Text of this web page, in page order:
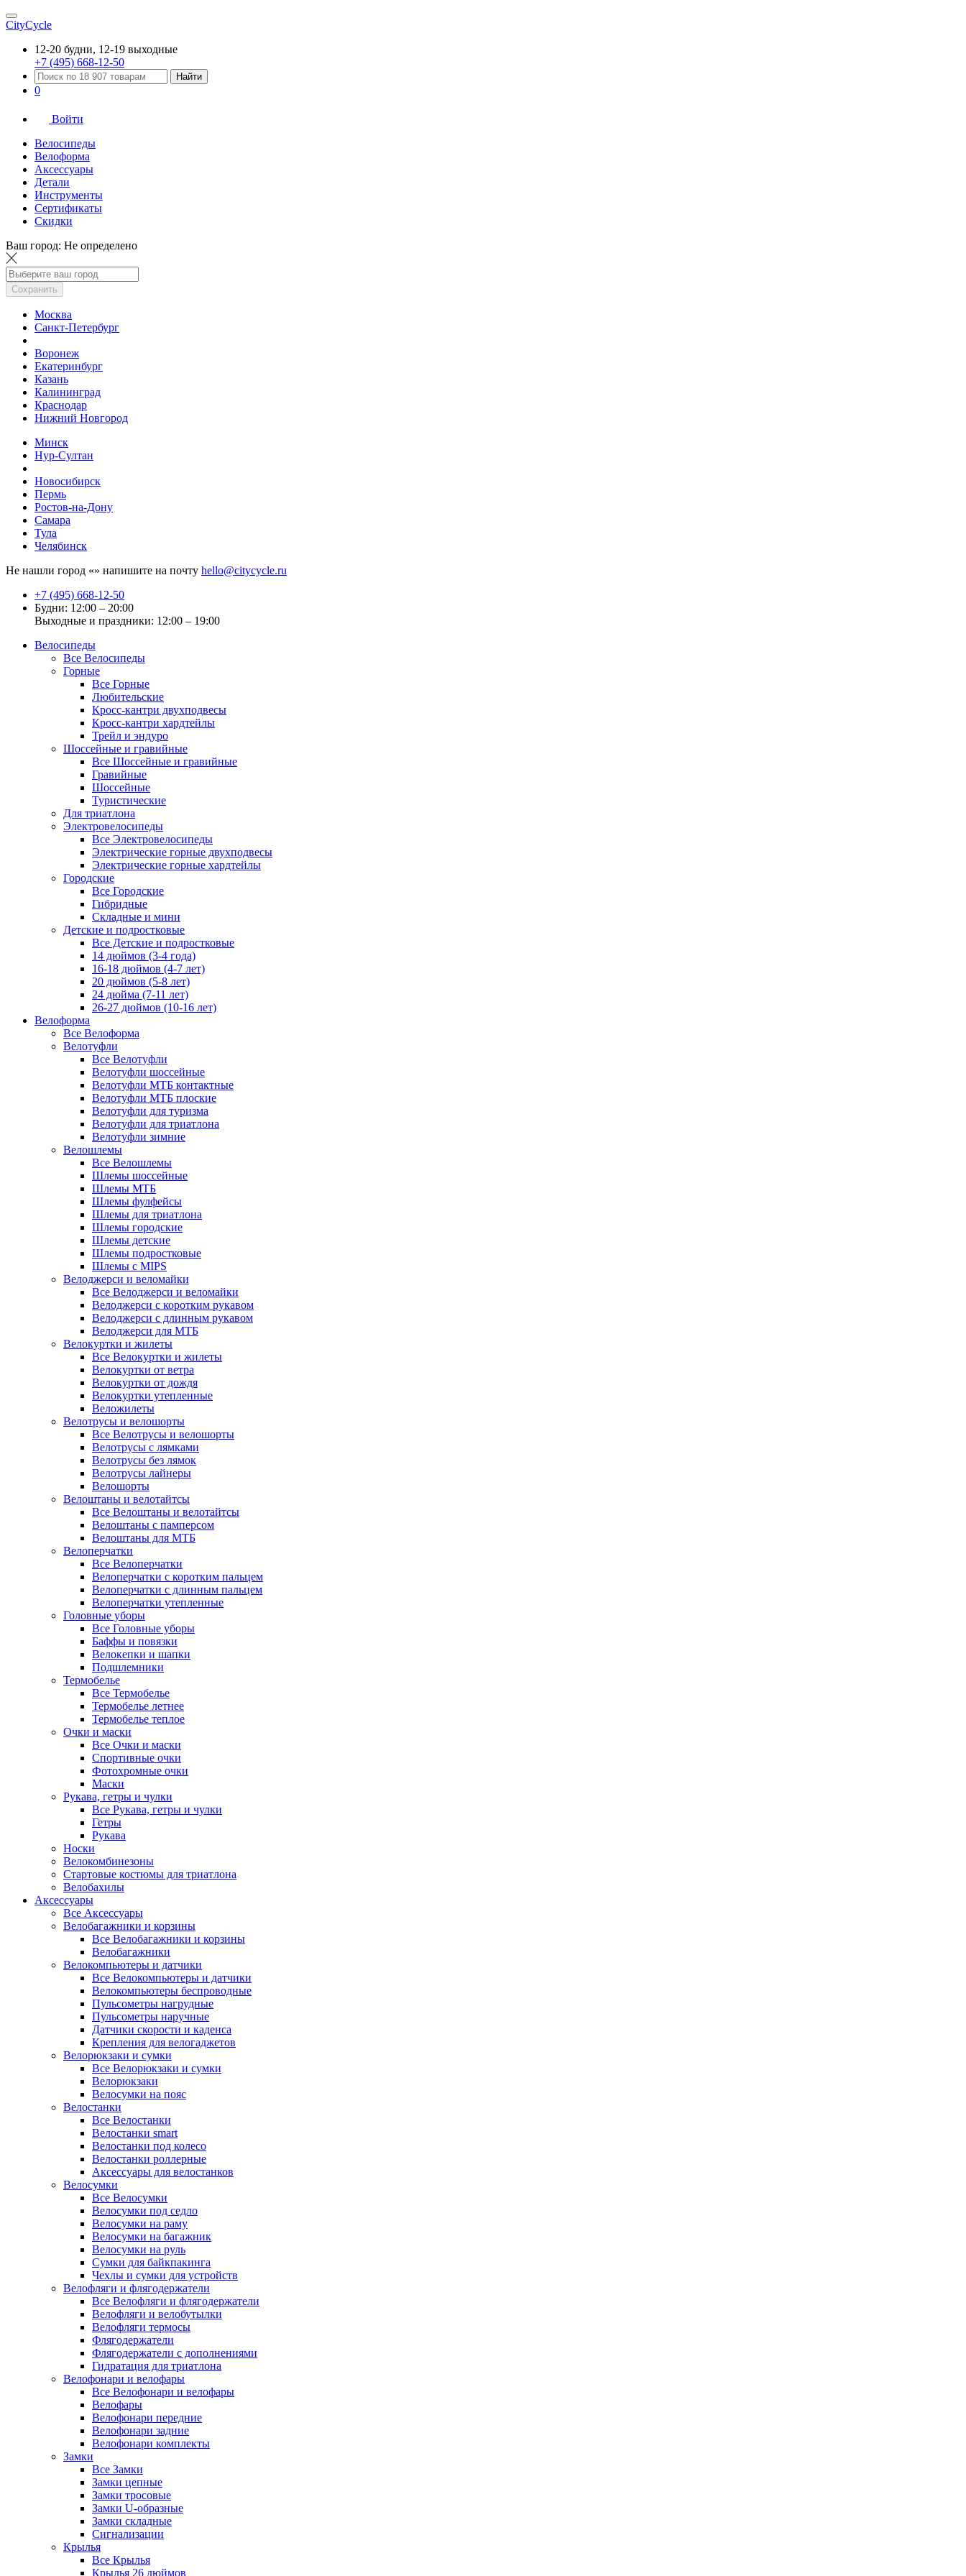
CityCycle
12-20 будни, 12-19 выходные
+7 (495) 668-12-50
Найти
0
Войти
Велосипеды
Велоформа
Аксессуары
Детали
Инструменты
Сертификаты
Скидки
Ваш город: Не определено
Сохранить
Москва
Санкт-Петербург
Воронеж
Екатеринбург
Казань
Калининград
Краснодар
Нижний Новгород
Минск
Нур-Султан
Новосибирск
Пермь
Ростов-на-Дону
Самара
Тула
Челябинск
Не нашли город «» напишите на почту hello@citycycle.ru
+7 (495) 668-12-50
Будни: 12:00 – 20:00
Выходные и праздники: 12:00 – 19:00
Велосипеды
Все Велосипеды
Горные
Все Горные
Любительские
Кросс-кантри двухподвесы
Кросс-кантри хардтейлы
Трейл и эндуро
Шоссейные и гравийные
Все Шоссейные и гравийные
Гравийные
Шоссейные
Туристические
Для триатлона
Электровелосипеды
Все Электровелосипеды
Электрические горные двухподвесы
Электрические горные хардтейлы
Городские
Все Городские
Гибридные
Складные и мини
Детские и подростковые
Все Детские и подростковые
14 дюймов (3-4 года)
16-18 дюймов (4-7 лет)
20 дюймов (5-8 лет)
24 дюйма (7-11 лет)
26-27 дюймов (10-16 лет)
Велоформа
Все Велоформа
Велотуфли
Все Велотуфли
Велотуфли шоссейные
Велотуфли МТБ контактные
Велотуфли МТБ плоские
Велотуфли для туризма
Велотуфли для триатлона
Велотуфли зимние
Велошлемы
Все Велошлемы
Шлемы шоссейные
Шлемы МТБ
Шлемы фулфейсы
Шлемы для триатлона
Шлемы городские
Шлемы детские
Шлемы подростковые
Шлемы с MIPS
Велоджерси и веломайки
Все Велоджерси и веломайки
Велоджерси с коротким рукавом
Велоджерси с длинным рукавом
Велоджерси для МТБ
Велокуртки и жилеты
Все Велокуртки и жилеты
Велокуртки от ветра
Велокуртки от дождя
Велокуртки утепленные
Веложилеты
Велотрусы и велошорты
Все Велотрусы и велошорты
Велотрусы с лямками
Велотрусы без лямок
Велотрусы лайнеры
Велошорты
Велоштаны и велотайтсы
Все Велоштаны и велотайтсы
Велоштаны с памперсом
Велоштаны для МТБ
Велоперчатки
Все Велоперчатки
Велоперчатки с коротким пальцем
Велоперчатки с длинным пальцем
Велоперчатки утепленные
Головные уборы
Все Головные уборы
Баффы и повязки
Велокепки и шапки
Подшлемники
Термобелье
Все Термобелье
Термобелье летнее
Термобелье теплое
Очки и маски
Все Очки и маски
Спортивные очки
Фотохромные очки
Маски
Рукава, гетры и чулки
Все Рукава, гетры и чулки
Гетры
Рукава
Носки
Велокомбинезоны
Стартовые костюмы для триатлона
Велобахилы
Аксессуары
Все Аксессуары
Велобагажники и корзины
Все Велобагажники и корзины
Велобагажники
Велокомпьютеры и датчики
Все Велокомпьютеры и датчики
Велокомпьютеры беспроводные
Пульсометры нагрудные
Пульсометры наручные
Датчики скорости и каденса
Крепления для велогаджетов
Велорюкзаки и сумки
Все Велорюкзаки и сумки
Велорюкзаки
Велосумки на пояс
Велостанки
Все Велостанки
Велостанки smart
Велостанки под колесо
Велостанки роллерные
Аксессуары для велостанков
Велосумки
Все Велосумки
Велосумки под седло
Велосумки на раму
Велосумки на багажник
Велосумки на руль
Сумки для байкпакинга
Чехлы и сумки для устройств
Велофляги и флягодержатели
Все Велофляги и флягодержатели
Велофляги и велобутылки
Велофляги термосы
Флягодержатели
Флягодержатели с дополнениями
Гидратация для триатлона
Велофонари и велофары
Все Велофонари и велофары
Велофары
Велофонари передние
Велофонари задние
Велофонари комплекты
Замки
Все Замки
Замки цепные
Замки тросовые
Замки U-образные
Замки складные
Сигнализации
Крылья
Все Крылья
Крылья 26 дюймов